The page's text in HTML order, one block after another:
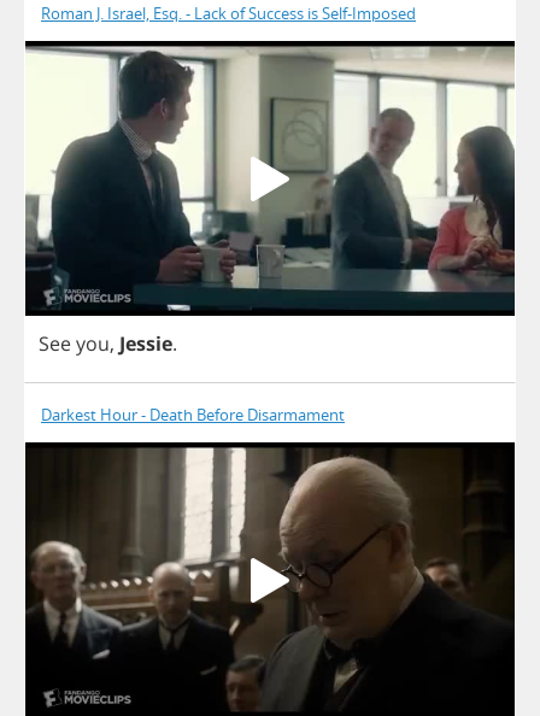
Roman J. Israel, Esq. - Lack of Success is Self-Imposed
Seeyou, Jessie.
Darkest Hour - Death Before Disarmament